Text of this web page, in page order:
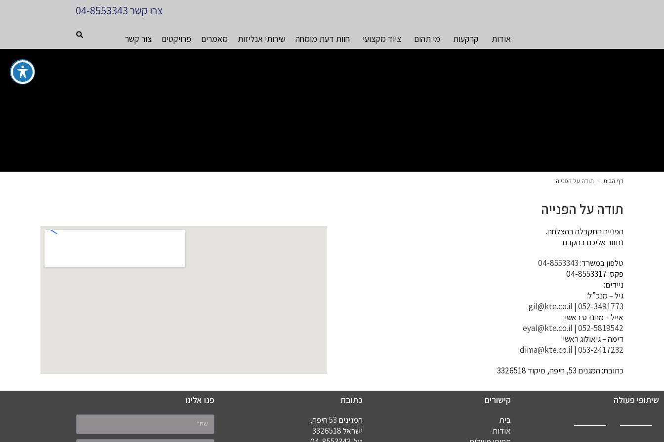
צרו קשר04-8553343
אודות קרקעות מי תהום ציוד מקצועי חוות דעת מומחה שירותי אנליזות מאמרים פרויקטים צור קשר
דף הבית > תודה על הפנייה
תודה על הפנייה
הפנייה התקבלה בהצלחה.
נחזור אליכם בהקדם
טלפון במשרד:04-8553343
פקס: 04-8553317
ניידים:
גיל – מנכ”ל:
gil@kte.co.il | 052-3491773
אייל – מהנדס ראשי:
052-5819542
|
eyal@kte.co.il
דימה – גיאולוג ראשי:
053-2417232
|
dima@kte.co.il
כתובת: המגנים 53, חיפה, מיקוד 3326518
שיתופי פעולה קישורים
בית
אודות
כתובת
המגינים 53 חיפה,
ישראל 3326518
פנו אלינו